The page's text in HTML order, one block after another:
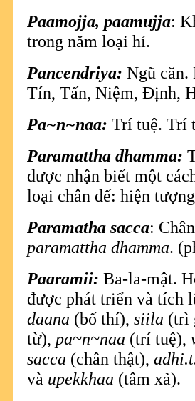
Paamojja, paamujja:
trong năm loại hỉ.
Pancendriya: Ngũ căn.
Tín, Tấn, Niệm, Ðịnh,
Pa~n~naa: Trí tuệ. Trí
Paramattha dhamma:
được nhận biết một
loại chân đế: hiện
Paramatha sacca:
paramattha dhamma.
Paaramii: Ba-la-mật.
được phát triển và tích
daana (bố thí), siila (trì
từ), pa~n~naa (trí tuệ),
sacca (chân thật),
và upekkhaa (tâm xả).